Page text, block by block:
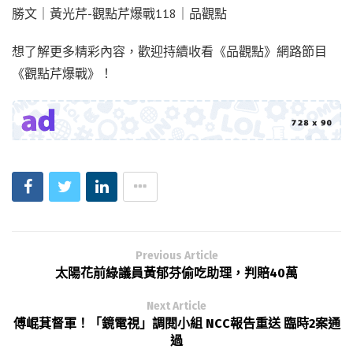
勝文｜黃光芹-觀點芹爆戰118｜品觀點
想了解更多精彩內容，歡迎持續收看《品觀點》網路節目
《觀點芹爆戰》！
Previous Article
太陽花前綠議員黃郁芬偷吃助理，判賠40萬
Next Article
傅崐萁督軍！「鏡電視」調閱小組 NCC報告重送 臨時2案通
過